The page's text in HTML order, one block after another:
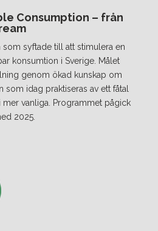
Consumption – från
syftade till att stimulera en
konsumtion i Sverige. Målet
genom ökad kunskap om
som idag praktiseras av ett fåtal
vanliga. Programmet pågick
2025.